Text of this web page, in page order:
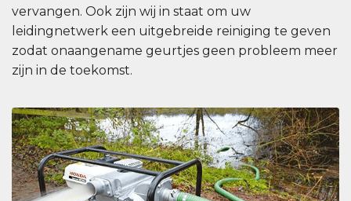
vervangen. Ook zijn wij in staat om uw
leidingnetwerk een uitgebreide reiniging te geven
zodat onaangename geurtjes geen probleem meer
zijn in de toekomst.